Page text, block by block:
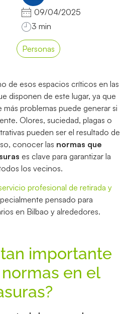
09/04/2025
Personas
de esos espacios críticos en las
disponen de este lugar, ya que
problemas puede generar si
Olores, suciedad, plagas o
pueden ser el resultado de
conocer las normas que
es clave para garantizar la
los vecinos.
profesional de retirada y
pensado para
en Bilbao y alrededores.
importante
en el